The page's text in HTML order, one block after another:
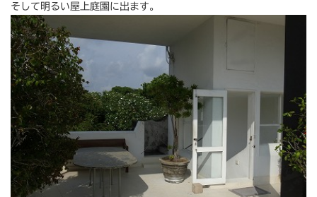
そして明るい屋上庭園に出ます。